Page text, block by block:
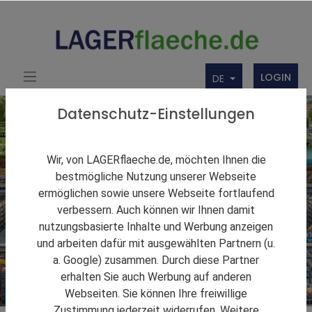
DE LOGIN
Datenschutz-Einstellungen
Wir, von LAGERflaeche.de, möchten Ihnen die
bestmögliche Nutzung unserer Webseite
ermöglichen sowie unsere Webseite fortlaufend
verbessern. Auch können wir Ihnen damit
nutzungsbasierte Inhalte und Werbung anzeigen
und arbeiten dafür mit ausgewählten Partnern (u.
a. Google) zusammen. Durch diese Partner
erhalten Sie auch Werbung auf anderen
Webseiten. Sie können Ihre freiwillige